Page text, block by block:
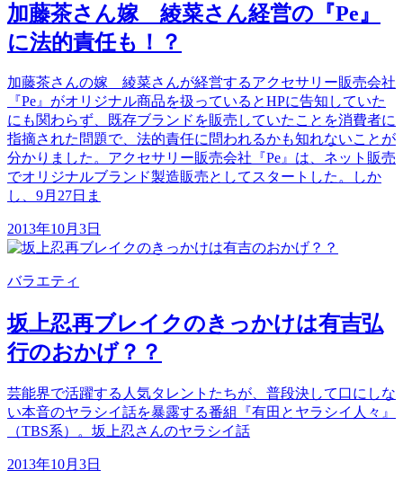
加藤茶さん嫁 綾菜さん経営の『Pe』
に法的責任も！？
加藤茶さんの嫁 綾菜さんが経営するアクセサリー販売会社
『Pe』がオリジナル商品を扱っているとHPに告知していた
にも関わらず、既存ブランドを販売していたことを消費者に
指摘された問題で、法的責任に問われるかも知れないことが
分かりました。アクセサリー販売会社『Pe』は、ネット販売
でオリジナルブランド製造販売としてスタートした。しか
し、9月27日ま
2013年10月3日
バラエティ
坂上忍再ブレイクのきっかけは有吉弘
行のおかげ？？
芸能界で活躍する人気タレントたちが、普段決して口にしな
い本音のヤラシイ話を暴露する番組『有田とヤラシイ人々』
（TBS系）。坂上忍さんのヤラシイ話
2013年10月3日